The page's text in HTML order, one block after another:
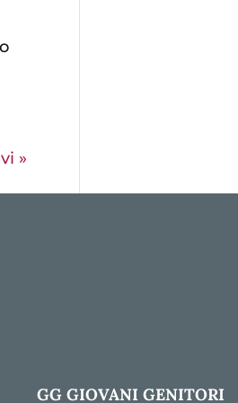
»
GG GIOVANI GENITORI